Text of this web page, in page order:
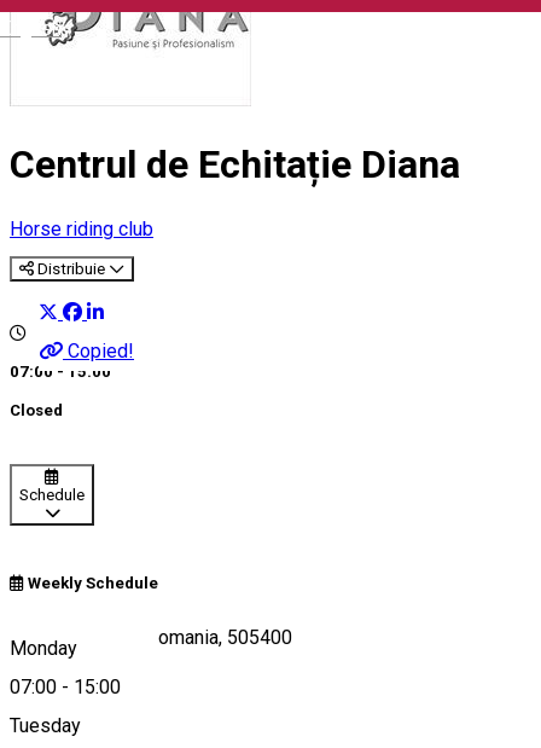
English
Centrul de Echitație Diana
Horse riding club
Distribuie
Copied!
07:00 - 15:00
Closed
Schedule
Weekly Schedule
Monday
07:00 - 15:00
Tuesday
Rasnov, Brasov, Romania, 505400
Map